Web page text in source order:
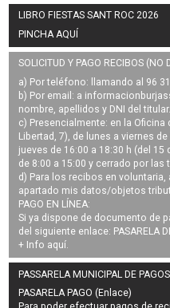
LIBRO FIESTAS SANT ROC 2026
PINCHA AQUÍ
SOLICITUD Y PAGO RECIBOS
a) Por teléfono: llamando al 96
b) Por email: a
nombre, apellidos y DNI del titular.
c) Presencialmente: en la
Libertad, 7), de lunes a viernes
jueves de 16:00 a 18:30 h (del
de 8:00 a 15:00 y cerrado por las
d) Para los recibos en
apartado mis datos/objetos
PAGO EN LÍNEA:
Si ya dispone de documento de
del siguiente enlace: PASARELA
+ Info aquí.
PASSARELA MUNICIPAL DE
PASARELA PAGO (Enlace)